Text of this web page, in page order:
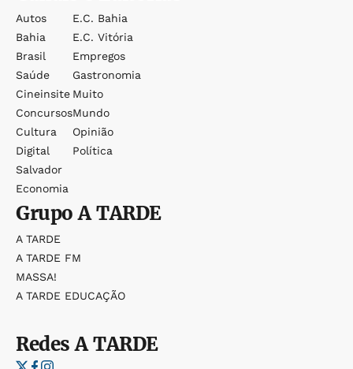
Autos
Bahia
Brasil
Saúde
Cineinsite
Concursos
Cultura
Digital
Salvador
Economia
E.c. Bahia
E.c. Vitória
Empregos
Gastronomia
Muito
Mundo
Opinião
Política
GrupoA TARDE
A TARDE
A TARDE FM
MASSA!
A TARDE EDUCAÇÃO
RedesA TARDE